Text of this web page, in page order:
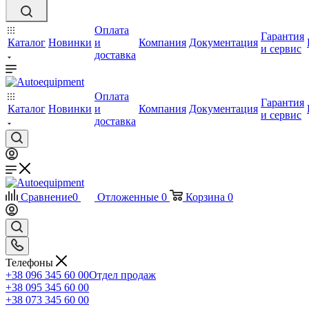
Каталог Новинки
Оплата
и
доставка
Компания Документация
Гарантия
и сервис
Каталог Новинки
Оплата
и
доставка
Компания Документация
Гарантия
и сервис
Сравнение0 Отложенные 0 Корзина 0
Телефоны
+38 096 345 60 00Отдел продаж
+38 095 345 60 00
+38 073 345 60 00